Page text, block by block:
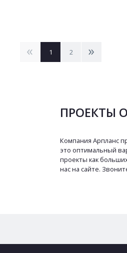
< 1 2 >
ПРОЕКТЫ
Компания Арпланс
это оптимальный
проекты как
нас на сайте.